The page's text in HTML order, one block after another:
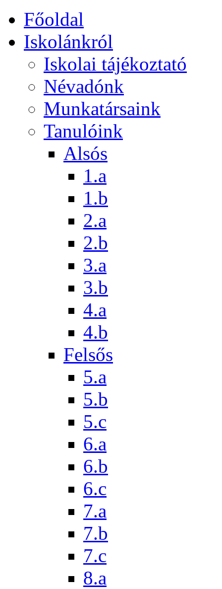
Főoldal
Iskolánkról
Iskolai tájékoztató
Névadónk
Munkatársaink
Tanulóink
Alsós
1.a
1.b
2.a
2.b
3.a
3.b
4.a
4.b
Felsős
5.a
5.b
5.c
6.a
6.b
6.c
7.a
7.b
7.c
8.a